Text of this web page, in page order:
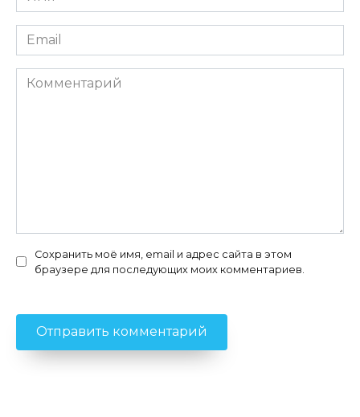
*
Email
*
Комментарий
Сохранить моё имя, email и адрес сайта в этом
браузере для последующих моих комментариев.